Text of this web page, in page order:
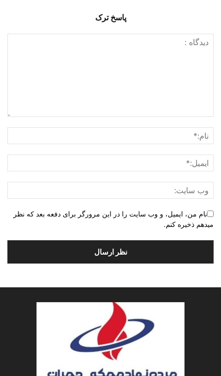
پاسخ ترک
نام من، ایمیل، و وب سایت را در این مرورگر برای دفعه بعد که نظر
میدهم ذخیره کنم.